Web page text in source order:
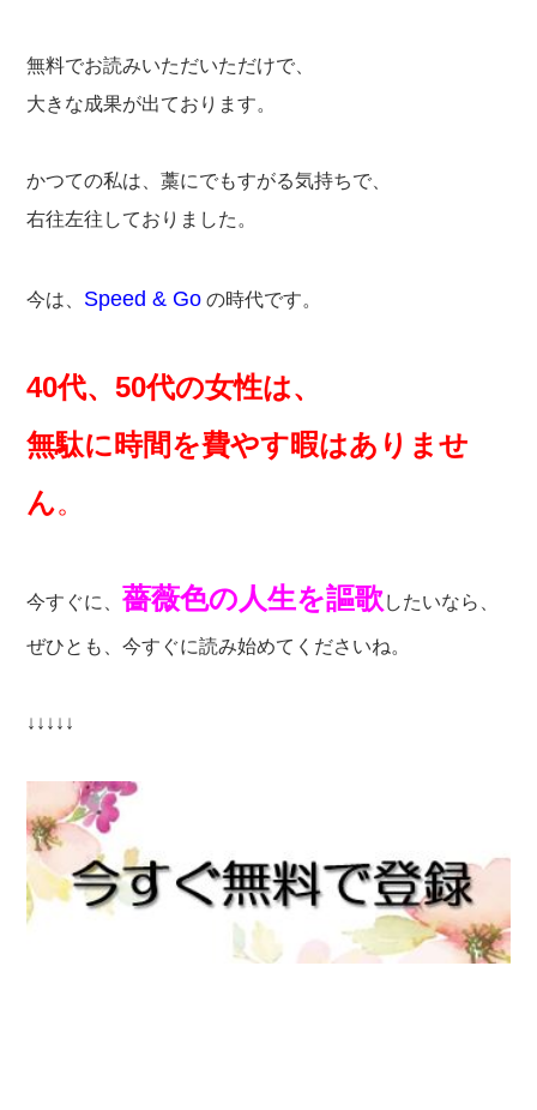
無料でお読みいただいただけで、
大きな成果が出ております。
かつての私は、藁にでもすがる気持ちで、
右往左往しておりました。
今は、 Speed & Go の時代です。
40代、50代の女性は、
無駄に時間を費やす暇はありませ
ん。
今すぐに、薔薇色の人生を謳歌したいなら、
ぜひとも、今すぐに読み始めてくださいね。
↓↓↓↓↓